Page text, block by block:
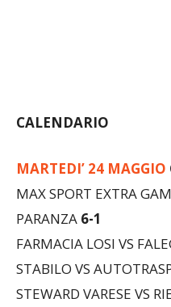
MAX SPORT EXTRA
PARANZA6-1
FARMACIA LOSI VS
STABILO VS
STEWARD VARESE VS